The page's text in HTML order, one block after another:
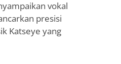
vokal
presisi
Katseye yang